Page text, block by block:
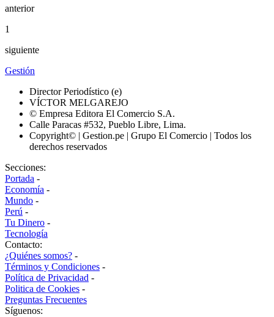
anterior
1
siguiente
Gestión
Director Periodístico (e)
VÍCTOR MELGAREJO
© Empresa Editora El Comercio S.A.
Calle Paracas #532, Pueblo Libre, Lima.
Copyright© | Gestion.pe | Grupo El Comercio | Todos los
derechos reservados
Secciones:
Portada -
Economía -
Mundo -
Perú -
Tu Dinero -
Tecnología
Contacto:
¿Quiénes somos? -
Términos y Condiciones -
Política de Privacidad -
Politica de Cookies -
Preguntas Frecuentes
Síguenos: